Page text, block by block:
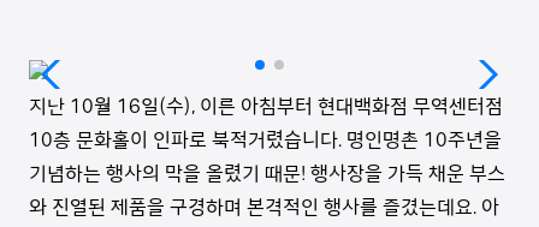
지난 10월 16일(수), 이른 아침부터 현대백화점 무역센터점
10층 문화홀이 인파로 북적거렸습니다. 명인명촌 10주년을
기념하는 행사의 막을 올렸기 때문! 행사장을 가득 채운 부스
와 진열된 제품을 구경하며 본격적인 행사를 즐겼는데요. 아